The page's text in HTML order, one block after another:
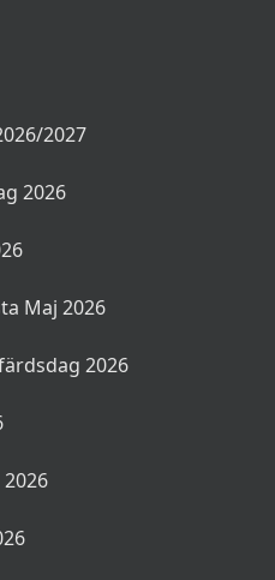
2027
2026
Maj 2026
2026